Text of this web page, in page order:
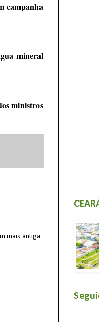
campanha
mineral
ministros
mais antiga